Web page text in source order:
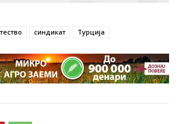
синдикат Турција